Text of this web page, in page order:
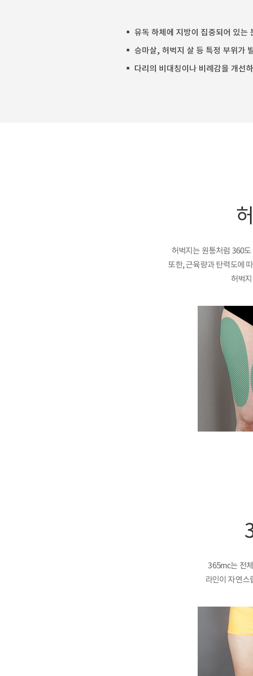
유독 하체에 지방이 집중되어 있는
승마살, 허벅지 살 등 특정 부위가
다리의 비대칭이나 비례감을 개선
허벅지는 원통처럼 360
또한, 근육량과 탄력도에
허벅
365mc는 전
라인이 자연스